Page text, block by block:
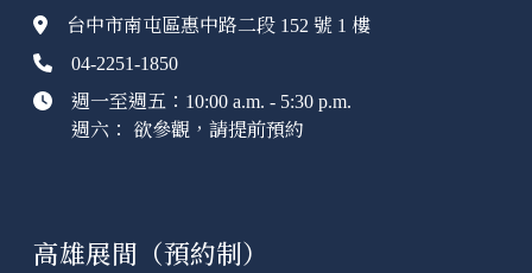
台中市南屯區惠中路二段 152 號 1 樓
04-2251-1850
週一至週五：10:00 a.m. - 5:30 p.m.
週六： 欲參觀，請提前預約
高雄展間（預約制）